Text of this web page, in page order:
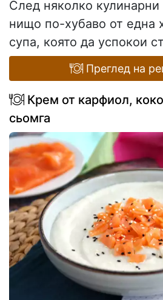
След няколко
нищо по-хубаво от една
супа, която да успокои
Преглед на
Крем от карфиол,
сьомга